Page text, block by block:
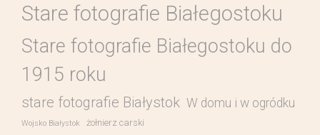
Stare fotografie Białegostoku
Stare fotografie Białegostoku do
1915 roku
stare fotografie Białystok W domu i w ogródku
Wojsko Białystok żołnierz carski